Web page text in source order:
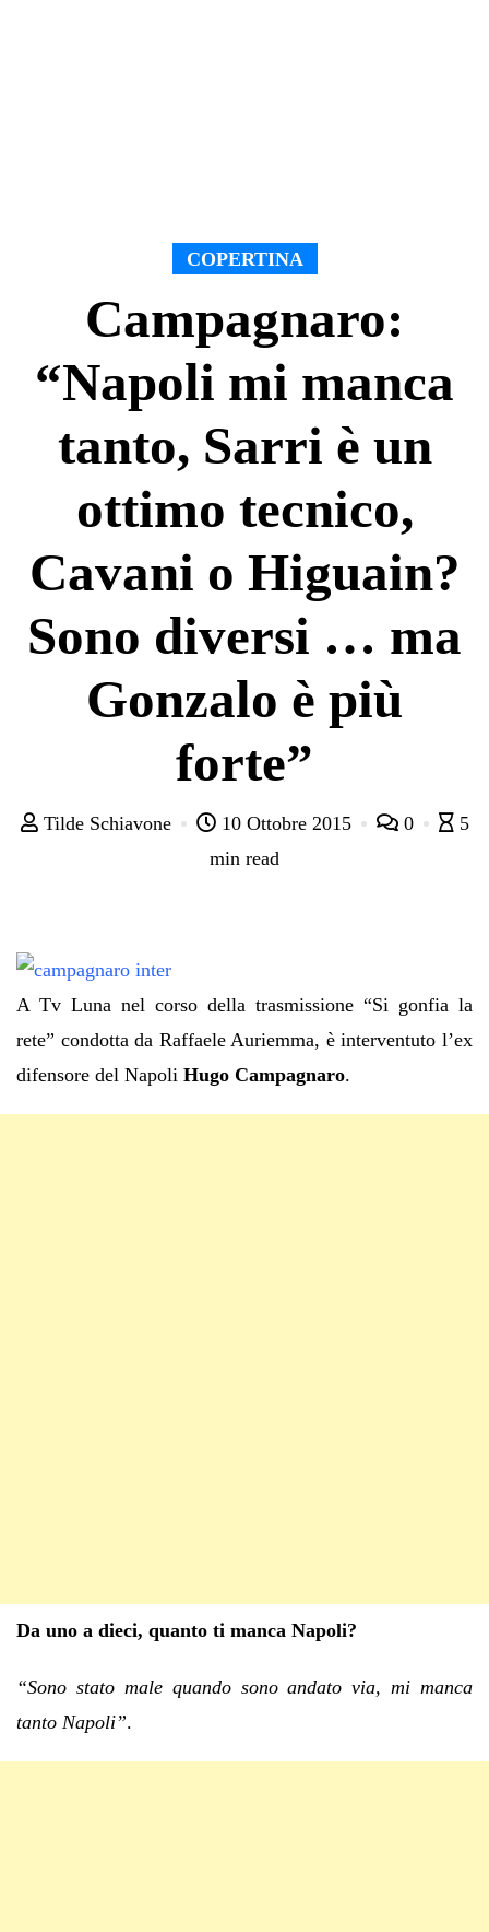
COPERTINA
Campagnaro:
“Napoli mi manca
tanto, Sarri è un
ottimo tecnico,
Cavani o Higuain?
Sono diversi … ma
Gonzalo è più
forte”
Tilde Schiavone 10 Ottobre 2015 0
5
min read
A Tv Luna nel corso della trasmissione “Si gonfia la
rete” condotta da Raffaele Auriemma, è interventuto l’ex
difensore del Napoli Hugo Campagnaro.
Da uno a dieci, quanto ti manca Napoli?
“Sono stato male quando sono andato via, mi manca
tanto Napoli”.